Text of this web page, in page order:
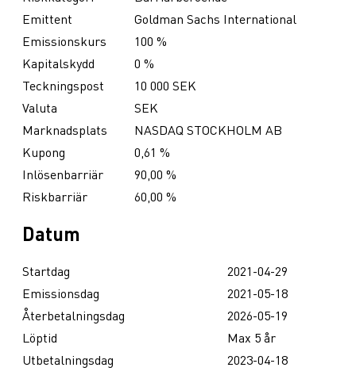
Emittent
Goldman Sachs International
Emissionskurs
100 %
Kapitalskydd
0 %
Teckningspost
10 000 SEK
Valuta
SEK
Marknadsplats
NASDAQ STOCKHOLM AB
Kupong
0,61 %
Inlösenbarriär
90,00 %
Riskbarriär
60,00 %
Datum
Startdag
2021-04-29
Emissionsdag
2021-05-18
Återbetalningsdag
2026-05-19
Löptid
Max 5 år
Utbetalningsdag
2023-04-18